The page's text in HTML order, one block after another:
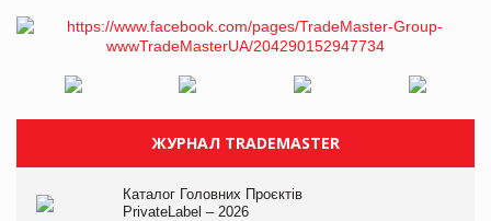
ЖУРНАЛ TRADEMASTER
Каталог Головних Проєктів
PrivateLabel – 2026